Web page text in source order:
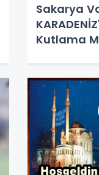
Sakarya
Kutlama